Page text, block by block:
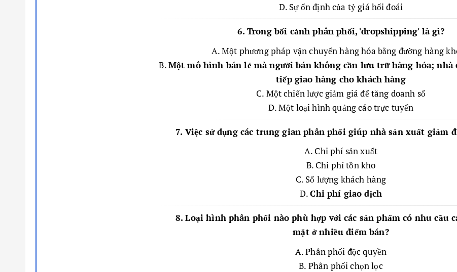
D. Sự ổn định của tỷ giá hối đoái
6. Trong bối cảnh phân phối, 'dropshipping' là gì?
A. Một phương pháp vận chuyển hàng hóa bằng đường hàng
B.Một mô hình bán lẻ mà người bán không cần lưu trữ hàng hóa; nhà
tiếp giao hàng cho khách hàng
C. Một chiến lược giảm giá để tăng doanh số
D. Một loại hình quảng cáo trực tuyến
7. Việc sử dụng các trung gian phân phối giúp nhà sản xuất giảm
A. Chi phí sản xuất
B. Chi phí tồn kho
C. Số lượng khách hàng
D.Chi phí giao dịch
8. Loại hình phân phối nào phù hợp với các sản phẩm có nhu cầu
mặt ở nhiều điểm bán?
A. Phân phối độc quyền
B. Phân phối chọn lọc